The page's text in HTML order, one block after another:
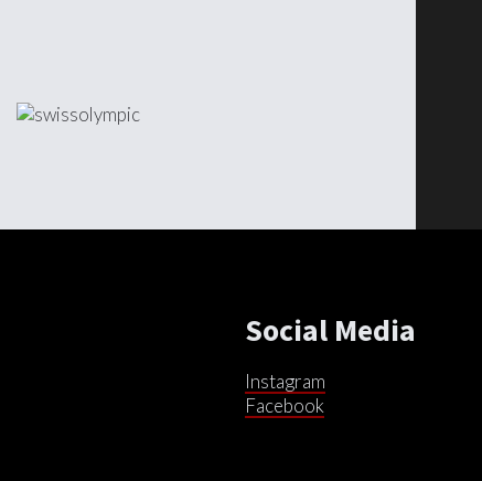
Social Media
Instagram
Facebook